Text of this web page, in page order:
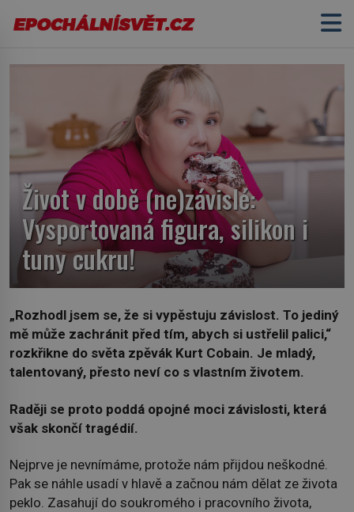
Život v době (ne)závislé:
Vysportovaná figura, silikon i
tuny cukru!
„Rozhodl jsem se, že si vypěstuju závislost. To jediný
mě může zachránit před tím, abych si ustřelil palici,“
rozkřikne do světa zpěvák Kurt Cobain. Je mladý,
talentovaný, přesto neví co s vlastním životem.
Raději se proto poddá opojné moci závislosti, která
však skončí tragédií.
Nejprve je nevnímáme, protože nám přijdou neškodné.
Pak se náhle usadí v hlavě a začnou nám dělat ze života
peklo. Zasahují do soukromého i pracovního života,